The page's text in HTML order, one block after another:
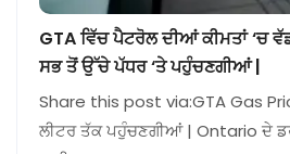
GTA ਵਿੱਚ ਪੈਟਰੋਲ ਦੀਆਂ ਕੀਮਤਾਂ ‘ਚ
ਸਭ ਤੋਂ ਉੱਚੇ ਪੱਧਰ ‘ਤੇ ਪਹੁੰਚਣਗੀਆਂ |
Share this post via:GTA Gas
ਲੀਟਰ ਤੱਕ ਪਹੁੰਚਣਗੀਆਂ | Ontario ਦੇ